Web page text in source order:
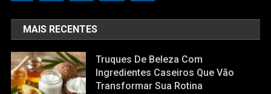
MAIS RECENTES
Truques De Beleza Com
Ingredientes Caseiros Que Vão
Transformar Sua Rotina